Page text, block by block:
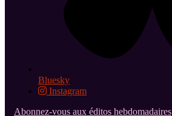
Bluesky
Instagram
Abonnez-vous aux éditos hebdomadaires